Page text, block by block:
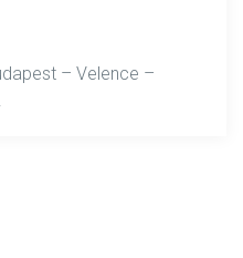
– Velence –